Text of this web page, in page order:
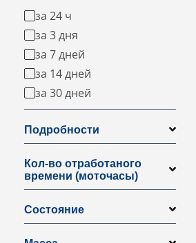
за 24 ч
за 3 дня
за 7 дней
за 14 дней
за 30 дней
Подробности
Кол-во отработаного
времени (моточасы)
Состояние